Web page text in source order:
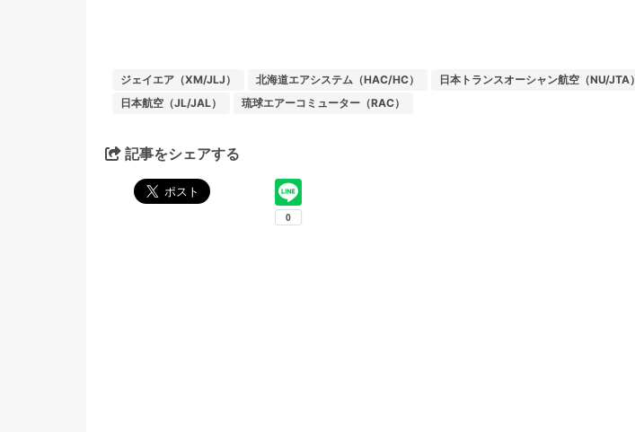
ジェイエア（XM/JLJ） 北海道エアシステム（HAC/HC）
日本トランスオーシャン航空（NU/JTA）
日本航空（JL/JAL）
琉球エアーコミューター（RAC）
記事をシェアする